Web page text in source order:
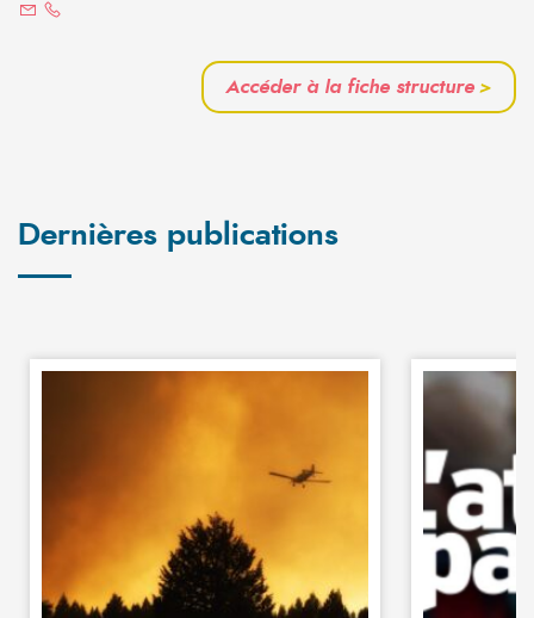
Accéder à la fiche structure>
Dernières publications